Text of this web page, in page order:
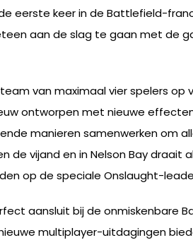
eerste keer in de Battlefield-
aan de slag te gaan met de
van maximaal vier spelers op
ontworpen met nieuwe
manieren samenwerken om
vijand en in Nelson Bay draait
op de speciale Onslaught-
aansluit bij de onmiskenbare
multiplayer-uitdagingen